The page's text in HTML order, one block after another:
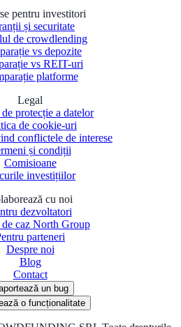
pentru investitori
și securitate
de crowdlending
vs depozite
vs REIT-uri
platforme
Legal
protecție a datelor
de cookie-uri
conflictele de interese
și condiții
Comisioane
investițiilor
cu noi
dezvoltatori
de caz North Group
parteneri
Despre noi
Blog
Contact
un bug
o funcționalitate